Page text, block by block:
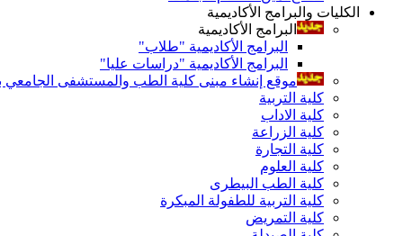
الكليات والبرامج الأكاديمية
البرامج الأكاديمية
البرامج الأكاديمية "طلاب"
البرامج الأكاديمية "دراسات عليا"
موقع إنشاء مبنى كلية الطب والمستشفى الجامعي
كلية التربية
كلية الاداب
كلية الزراعة
كلية التجارة
كلية العلوم
كلية الطب البيطرى
كلية التربية للطفولة المبكرة
كلية التمريض